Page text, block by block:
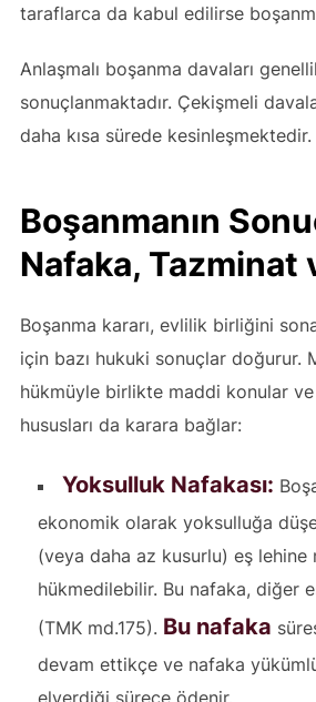
taraflarca da kabul edilirse
Anlaşmalı boşanma davaları
sonuçlanmaktadır. Çekişmeli
daha kısa sürede kesinleşmektedir.
Boşanmanın
Nafaka, Tazminat
Boşanma kararı, evlilik birliğini
için bazı hukuki sonuçlar doğurur.
hükmüyle birlikte maddi konular
hususları da karara bağlar:
Yoksulluk Nafakası:
ekonomik olarak yoksulluğa
(veya daha az kusurlu) eş lehine
hükmedilebilir. Bu nafaka, diğer
(TMK md.175). Bu nafaka
devam ettikçe ve nafaka